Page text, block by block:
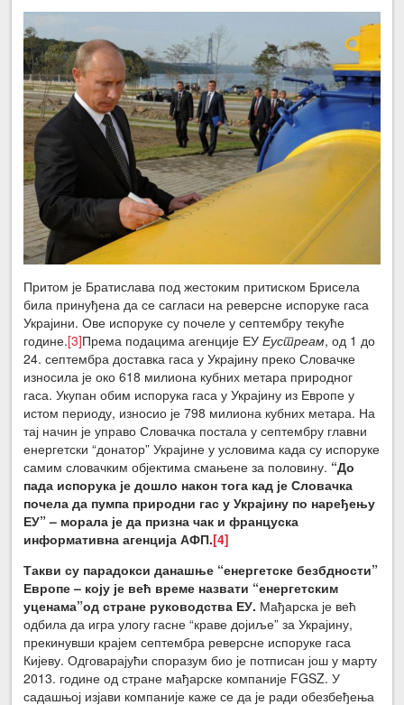
Притом је Братислава под жестоким притиском Брисела
била принуђена да се сагласи на реверсне испоруке гаса
Украјини. Ове испоруке су почеле у септембру текуће
године.[3]Према подацима агенције ЕУЕустреам, од 1 до
24. септембра доставка гаса у Украјину преко Словачке
износила је око 618 милиона кубних метара природног
гаса. Укупан обим испорука гаса у Украјину из Европе у
истом периоду, износио је 798 милиона кубних метара. На
тај начин је управо Словачка постала у септембру главни
енергетски “донатор” Украјине у условима када су испоруке
самим словачким објектима смањене за половину. “До
пада испорука је дошло након тога кад је Словачка
почела да пумпа природни гас у Украјину по наређењу
ЕУ” – морала је да призна чак и француска
информативна агенција АФП.[4]
Такви су парадокси данашње “енергетске безбдности”
Европе – коју је већ време назвати “енергетским
уценама”од стране руководства ЕУ. Мађарска је већ
одбила да игра улогу гасне “краве дојиље” за Украјину,
прекинувши крајем септембра реверсне испоруке гаса
Кијеву. Одговарајући споразум био је потписан још у марту
2013. године од стране мађарске компаније FGSZ. У
садашњој изјави компаније каже се да је ради обезбеђења